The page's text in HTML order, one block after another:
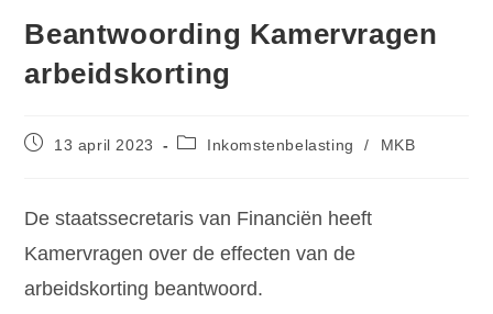
Beantwoording Kamervragen
arbeidskorting
13 april 2023 Inkomstenbelasting / MKB
De staatssecretaris van Financiën heeft
Kamervragen over de effecten van de
arbeidskorting beantwoord.